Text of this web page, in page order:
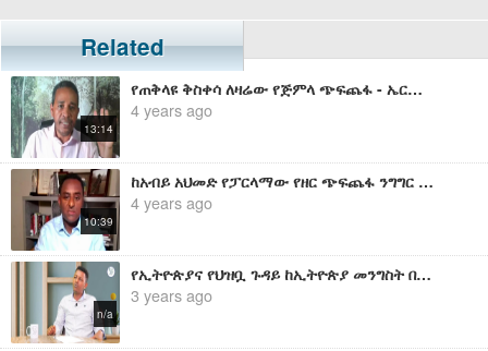
For inquiry or additional information, visit Mereja.com
Mereja presents Ethiopian news, Ethiopian music, sports, arts, and
entertainment
Related
13:14
የጠቅላዩ ቅስቀሳ ለዛሬው የጅምላ ጭፍጨፋ - ኤርሚያስ ለገሰ
4 years ago
10:39
ከአብይ አህመድ የፓርላማው የዘር ጭፍጨፋ ንግግር በኋላ የተፈጸመው ዘግናኝ የጅምላ ግድያ ቪዲዮ - ሀብታሙ አያሌው
4 years ago
n/a
የኢትዮጵያና የህዝቧ ጉዳይ ከኢትዮጵያ መንግስት በላይ እያሳሰበው ያለው ለአሜሪካ መንግስት ነው - ቴዎድሮስ አስፋው
3 years ago